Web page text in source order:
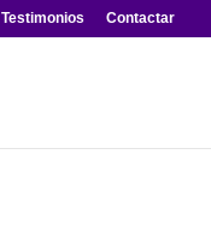
Testimonios Contactar